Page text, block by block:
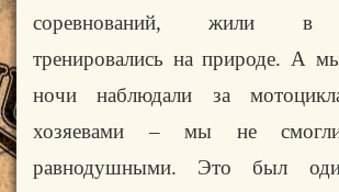
соревнований, жили в
тренировались на природе. А
ночи наблюдали за
хозяевами – мы не смогли
равнодушными. Это был